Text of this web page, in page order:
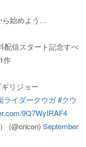
ら始めよう…
配信スタート記念すべ
作
ギリジョー
ライダークウガ#クウ
9Q7WyIRAF4
(@oricon) September